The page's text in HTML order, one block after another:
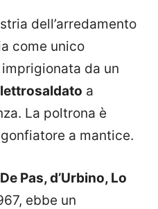
dell’arredamento
come unico
da un
a
La poltrona è
a mantice.
De Pas, d’Urbino, Lo
ebbe un